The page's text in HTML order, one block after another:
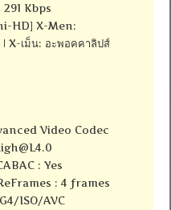
Kbps
HD] X-Men:
X-เม็น: อะพอคคาลิปส์
Video Codec
: Yes
: 4 frames
ISO/AVC